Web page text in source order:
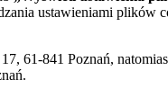
ustawieniami plików
61-841 Poznań,